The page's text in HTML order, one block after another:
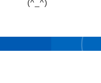
(^_^)